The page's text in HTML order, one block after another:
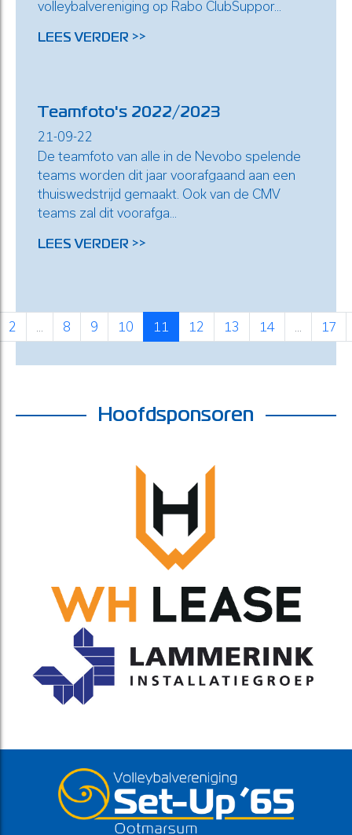
volleybalvereniging op Rabo ClubSuppor...
LEES VERDER >>
Teamfoto's 2022/2023
21-09-22
De teamfoto van alle in de Nevobo spelende
teams worden dit jaar voorafgaand aan een
thuiswedstrijd gemaakt. Ook van de CMV
teams zal dit voorafga...
LEES VERDER >>
2 8 9 10 11 12 13 14 17
Hoofdsponsoren